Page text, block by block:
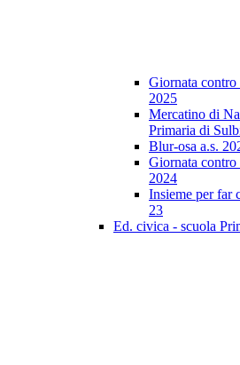
Giornata
2025
Mercatino di
Primaria di
Blur-osa a.s.
Giornata
2024
Insieme per far
23
Ed. civica - scuola